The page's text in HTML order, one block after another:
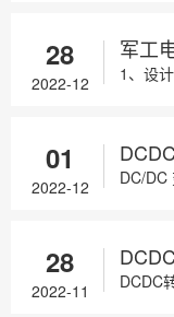
28
2022-12
军工
01
2022-12
28
2022-11